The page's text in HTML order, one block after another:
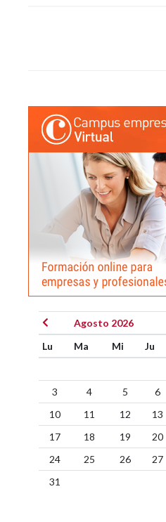
Agosto 2026
Lu
Ma Mi Ju
3
4 5 6
10
11 12 13
17
18 19 20
24
25 26 27
31